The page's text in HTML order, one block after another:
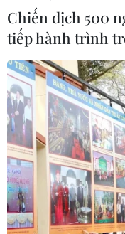
Nhật Bản:
gấp đôi trong
Đẩy mạnh số
lượng ngành
TIN LIÊN QUAN
Chiến dịch 500
tiếp hành trình